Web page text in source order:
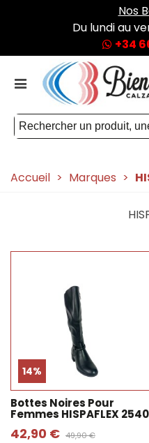
Nos
Du lundi au
+34
Accueil > Marques >
14%
Bottes Noires Pour
Femmes HISPAFLEX 2540
42,90 € 49,90 €